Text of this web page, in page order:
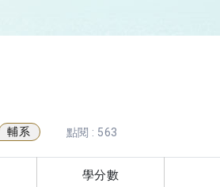
輔系 點閱 : 563
學分數